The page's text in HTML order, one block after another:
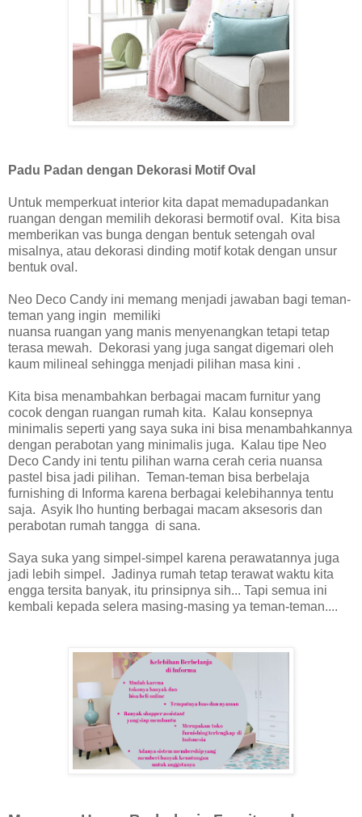
Padu Padan dengan Dekorasi Motif Oval
Untuk memperkuat interior kita dapat memadupadankan
ruangan dengan memilih dekorasi bermotif oval. Kita bisa
memberikan vas bunga dengan bentuk setengah oval
misalnya, atau dekorasi dinding motif kotak dengan unsur
bentuk oval.
Neo Deco Candy ini memang menjadi jawaban bagi teman-
teman yang ingin memiliki
nuansa ruangan yang manis menyenangkan tetapi tetap
terasa mewah. Dekorasi yang juga sangat digemari oleh
kaum milineal sehingga menjadi pilihan masa kini .
Kita bisa menambahkan berbagai macam furnitur yang
cocok dengan ruangan rumah kita. Kalau konsepnya
minimalis seperti yang saya suka ini bisa menambahkannya
dengan perabotan yang minimalis juga. Kalau tipe Neo
Deco Candy ini tentu pilihan warna cerah ceria nuansa
pastel bisa jadi pilihan. Teman-teman bisa berbelaja
furnishing di Informa karena berbagai kelebihannya tentu
saja. Asyik lho hunting berbagai macam aksesoris dan
perabotan rumah tangga di sana.
Saya suka yang simpel-simpel karena perawatannya juga
jadi lebih simpel. Jadinya rumah tetap terawat waktu kita
engga tersita banyak, itu prinsipnya sih... Tapi semua ini
kembali kepada selera masing-masing ya teman-teman....